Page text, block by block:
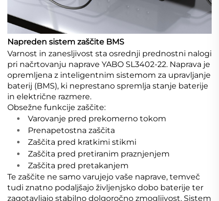
Napreden sistem zaščite BMS
Varnost in zanesljivost sta osrednji prednostni nalogi
pri načrtovanju naprave YABO SL3402-22. Naprava je
opremljena z inteligentnim sistemom za upravljanje
baterij (BMS), ki neprestano spremlja stanje baterije
in električne razmere.
Obsežne funkcije zaščite:
Varovanje pred prekomerno tokom
Prenapetostna zaščita
Zaščita pred kratkimi stikmi
Zaščita pred pretiranim praznjenjem
Zaščita pred pretakanjem
Te zaščite ne samo varujejo vaše naprave, temveč
tudi znatno podaljšajo življenjsko dobo baterije ter
zagotavljajo stabilno dolgoročno zmogljivost. Sistem